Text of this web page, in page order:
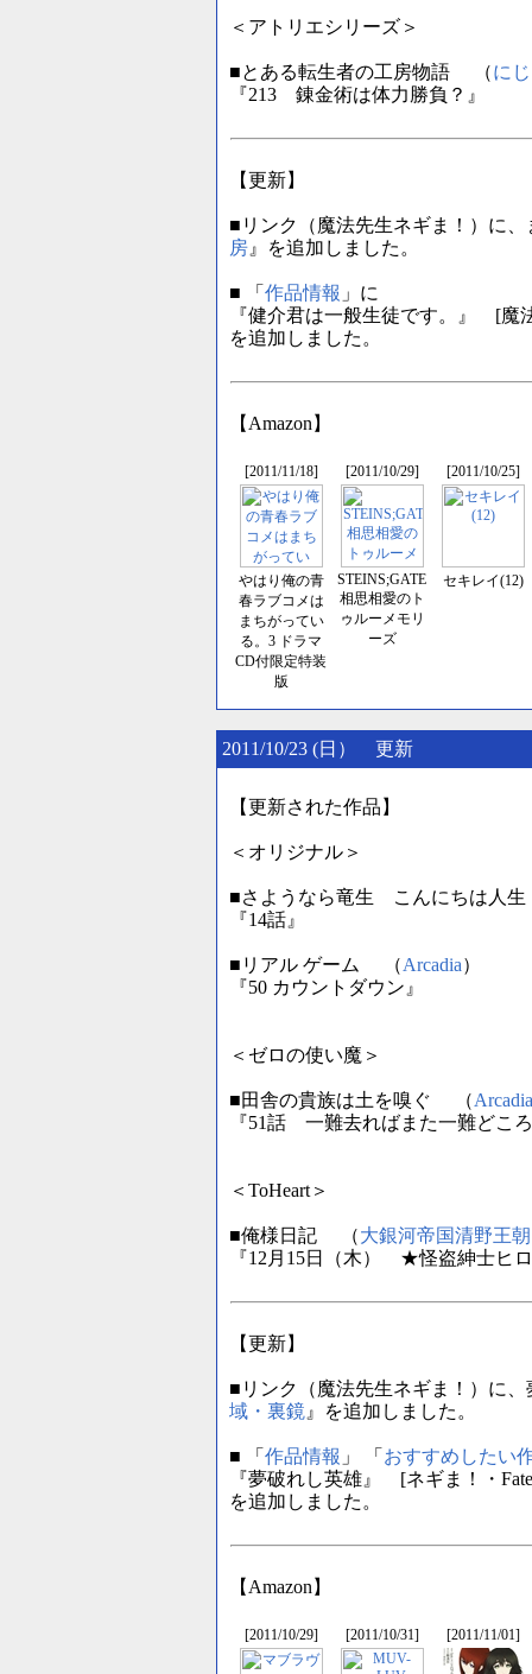
＜アトリエシリーズ＞
■とある転生者の工房物語 （に
『213 錬金術は体力勝負？』
【更新】
■リンク（魔法先生ネギま！）に
房』を追加しました。
■ 「 作品情報 」に
『健介君は一般生徒です。』 [
を追加しました。
【Amazon】
[2011/11/18]
やはり俺の青
春ラブコメは
まちがってい
る。3 ドラマ
CD付限定特装
版
[2011/10/29]
STEINS;GATE
相思相愛のト
ゥルーメモリ
ーズ
[2011/10/25]
セキレイ(12)
2011/10/23 (日） 更新
【更新された作品】
＜オリジナル＞
■さようなら竜生 こんにちは人
『14話』
■リアル ゲーム （Arcadia）
『50 カウントダウン』
＜ゼロの使い魔＞
■田舎の貴族は土を嗅ぐ （Arcadia
『51話 一難去ればまた一難どこ
＜ToHeart＞
■俺様日記 （大銀河帝国清野王朝
『12月15日（木） ★怪盗紳士ヒ
【更新】
■リンク（魔法先生ネギま！）に
域・裏鏡』を追加しました。
■ 「 作品情報 」 「 おすすめしたい
『夢破れし英雄』 [ネギま！・
を追加しました。
【Amazon】
[2011/10/29] [2011/10/31] [2011/11/01]